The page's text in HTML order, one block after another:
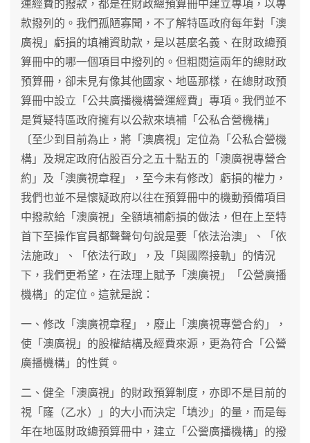
運經費的撥款，都是在財政總預算冊中建立專項，以專
款撥列的。我們孤陋寡聞，不了解特區政府每年對「澳
廣視」虧損的填補資助款，是以甚麼名義、在財政總預
算冊中的哪一個項目中撥列的。但粗閱這兩年的總財政
預算冊，卻未見有像其他國家、地區那樣，在總財政預
算冊中設立「公共廣播機構營運經費」專項。我們並不
是質疑特區政府擁有以公款來填補「公私合營機構」
〔至少到目前為止，將「澳廣視」定位為「公私合營機
構」及規定政府佔股百分之五十點五的「澳廣視專營合
約」及「澳廣視章程」，至今未有修改〕虧損的權力，
我們也並不是懷疑政府以往在預算冊中的機動預備項目
中撥款給「澳廣視」全額填補虧損的做法，但在上至特
首下至操作官員都聲聲句句說是要「依法治澳」、「依
法施政」、「依法行政」，及「與國際接軌」的情況
下，我們更希望，在法理上賦予「澳廣視」「公營廣播
機構」的定位。這就是說：
一、修改「澳廣視章程」，廢止「澳廣視專營合約」，
使「澳廣視」的股權結構及經費來源，更為符合「公營
廣播機構」的性質。
二、健全「澳廣視」的財政預算制度，亦即不是目前的
視「窿（乙水）」的大小而決定「填沙」的量，而是每
年在地區財政總預算冊中，建立「公營廣播機構」的撥